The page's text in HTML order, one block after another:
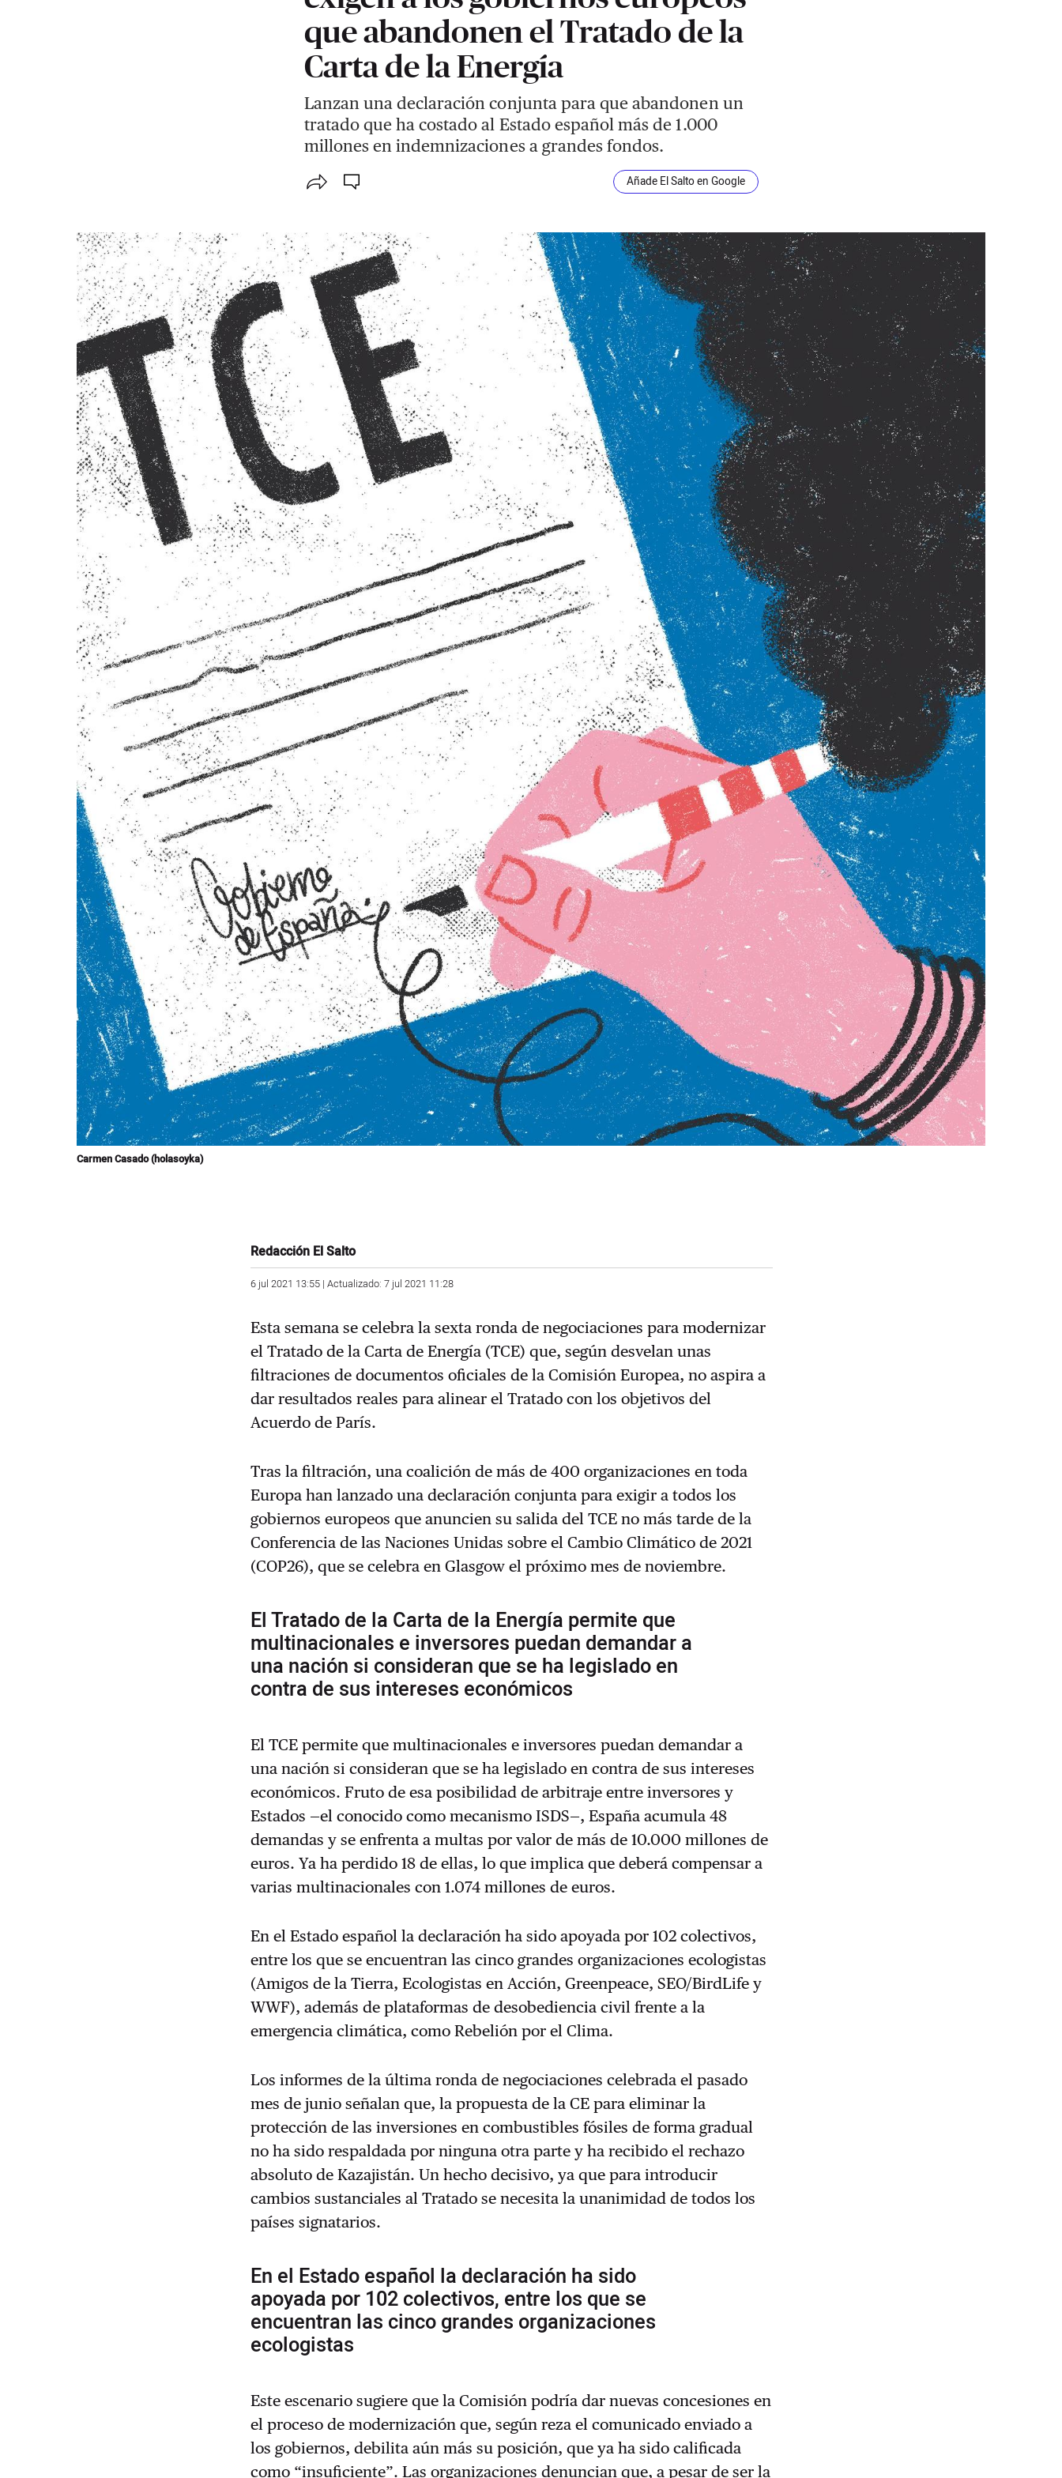
que abandonen el Tratado de la
Carta de la Energía
Lanzan una declaración conjunta para que abandonen un
tratado que ha costado al Estado español más de 1.000
millones en indemnizaciones a grandes fondos.
Añade El Salto en Google
Carmen Casado (holasoyka)
Redacción El Salto
6 jul 2021 13:55 | Actualizado: 7 jul 2021 11:28
Esta semana se celebra la sexta ronda de negociaciones para modernizar
el Tratado de la Carta de Energía (TCE) que, según desvelan unas
filtraciones de documentos oficiales de la Comisión Europea, no aspira a
dar resultados reales para alinear el Tratado con los objetivos del
Acuerdo de París.
Tras la filtración, una coalición de más de 400 organizaciones en toda
Europa han lanzado una declaración conjunta para exigir a todos los
gobiernos europeos que anuncien su salida del TCE no más tarde de la
Conferencia de las Naciones Unidas sobre el Cambio Climático de 2021
(COP26), que se celebra en Glasgow el próximo mes de noviembre.
El Tratado de la Carta de la Energía permite que
multinacionales e inversores puedan demandar a
una nación si consideran que se ha legislado en
contra de sus intereses económicos
El TCE permite que multinacionales e inversores puedan demandar a
una nación si consideran que se ha legislado en contra de sus intereses
económicos. Fruto de esa posibilidad de arbitraje entre inversores y
Estados —el conocido como mecanismo ISDS—, España acumula 48
demandas y se enfrenta a multas por valor de más de 10.000 millones de
euros. Ya ha perdido 18 de ellas, lo que implica que deberá compensar a
varias multinacionales con 1.074 millones de euros.
En el Estado español la declaración ha sido apoyada por 102 colectivos,
entre los que se encuentran las cinco grandes organizaciones ecologistas
(Amigos de la Tierra, Ecologistas en Acción, Greenpeace, SEO/BirdLife y
WWF), además de plataformas de desobediencia civil frente a la
emergencia climática, como Rebelión por el Clima.
Los informes de la última ronda de negociaciones celebrada el pasado
mes de junio señalan que, la propuesta de la CE para eliminar la
protección de las inversiones en combustibles fósiles de forma gradual
no ha sido respaldada por ninguna otra parte y ha recibido el rechazo
absoluto de Kazajistán. Un hecho decisivo, ya que para introducir
cambios sustanciales al Tratado se necesita la unanimidad de todos los
países signatarios.
En el Estado español la declaración ha sido
apoyada por 102 colectivos, entre los que se
encuentran las cinco grandes organizaciones
ecologistas
Este escenario sugiere que la Comisión podría dar nuevas concesiones en
el proceso de modernización que, según reza el comunicado enviado a
los gobiernos, debilita aún más su posición, que ya ha sido calificada
como “insuficiente”. Las organizaciones denuncian que, a pesar de ser la